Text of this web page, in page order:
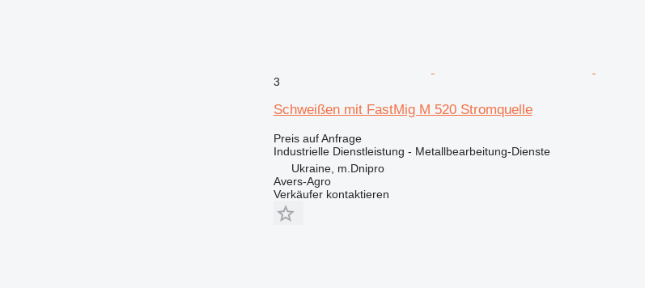
3
Schweißen mit FastMig M 520 Stromquelle
Preis auf Anfrage
Industrielle Dienstleistung - Metallbearbeitung-Dienste
Ukraine, m.Dnipro
Avers-Agro
Verkäufer kontaktieren